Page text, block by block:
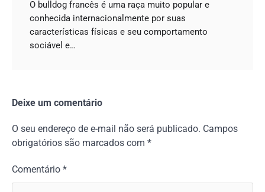
O bulldog francês é uma raça muito popular e
conhecida internacionalmente por suas
características físicas e seu comportamento
sociável e…
Deixe um comentário
O seu endereço de e-mail não será publicado. Campos
obrigatórios são marcados com *
Comentário *